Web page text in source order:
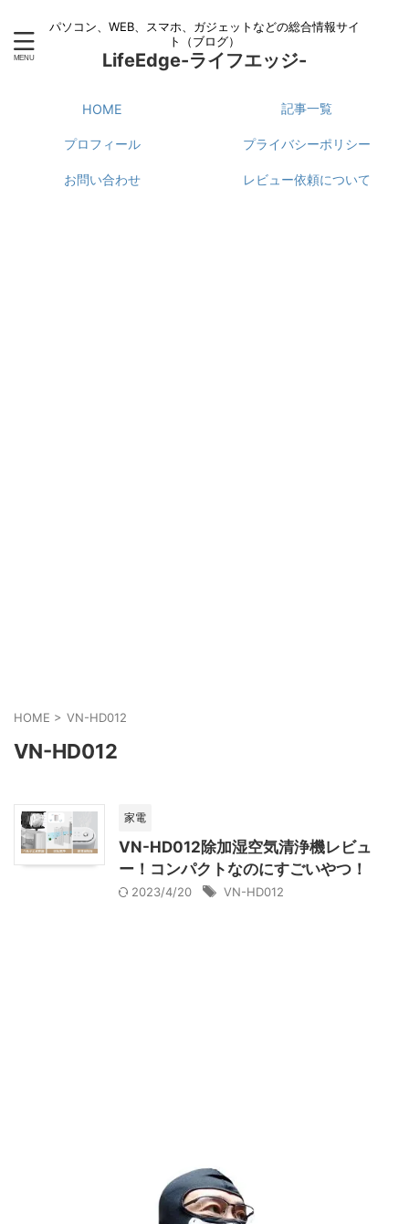
パソコン、WEB、スマホ、ガジェットなどの総合情報サイ
ト（ブログ）
LifeEdge-ライフエッジ-
HOME 記事一覧
プロフィール プライバシーポリシー
お問い合わせ レビュー依頼について
HOME > VN-HD012
VN-HD012
家電
VN-HD012除加湿空気清浄機レビュ
ー！コンパクトなのにすごいやつ！
2023/4/20 VN-HD012